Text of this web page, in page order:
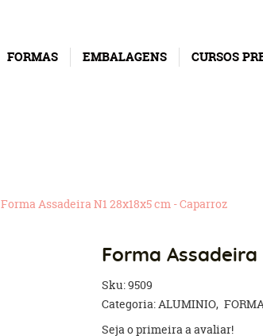
FORMAS EMBALAGENS CURSOS
Forma Assadeira N1 28x18x5 cm - Caparroz
Forma Assadeira
Sku:9509
Categoria:ALUMINIO
Seja o primeira a avaliar!